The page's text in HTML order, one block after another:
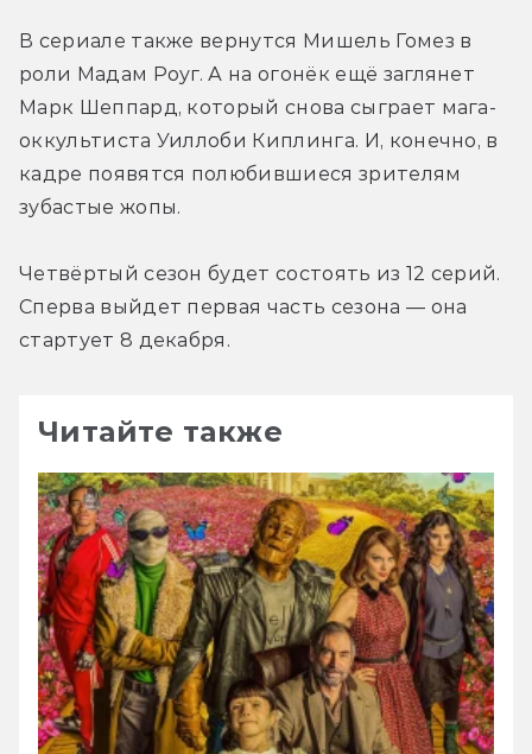
В сериале также вернутся Мишель Гомез в
роли Мадам Роуг. А на огонёк ещё заглянет
Марк Шеппард, который снова сыграет мага-
оккультиста Уиллоби Киплинга. И, конечно, в
кадре появятся полюбившиеся зрителям
зубастые жопы.
Четвёртый сезон будет состоять из 12 серий.
Сперва выйдет первая часть сезона — она
стартует 8 декабря.
Читайте также